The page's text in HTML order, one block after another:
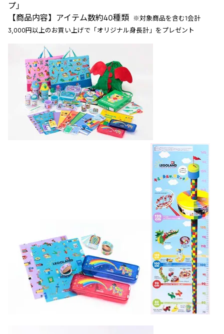
プ」
【商品内容】アイテム数約40種類 ※対象商品を含む1会計
3,000円以上のお買い上げで「オリジナル身長計」をプレゼント